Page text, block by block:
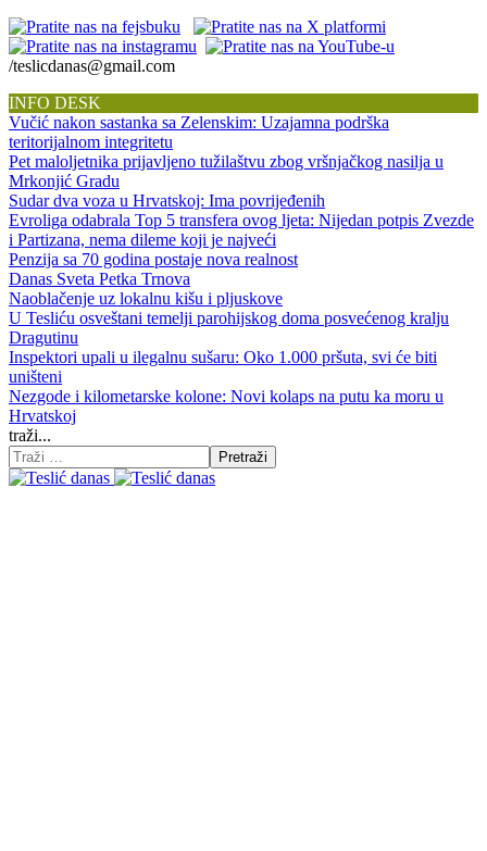
/teslicdanas@gmail.com
INFO DESK
Vučić nakon sastanka sa Zelenskim: Uzajamna podrška
teritorijalnom integritetu
Pet maloljetnika prijavljeno tužilaštvu zbog vršnjačkog nasilja u
Mrkonjić Gradu
Sudar dva voza u Hrvatskoj: Ima povrijeđenih
Evroliga odabrala Top 5 transfera ovog ljeta: Nijedan potpis Zvezde
i Partizana, nema dileme koji je najveći
Penzija sa 70 godina postaje nova realnost
Danas Sveta Petka Trnova
Naoblačenje uz lokalnu kišu i pljuskove
U Tesliću osveštani temelji parohijskog doma posvećenog kralju
Dragutinu
Inspektori upali u ilegalnu sušaru: Oko 1.000 pršuta, svi će biti
uništeni
Nezgode i kilometarske kolone: Novi kolaps na putu ka moru u
Hrvatskoj
traži...
Pretraži